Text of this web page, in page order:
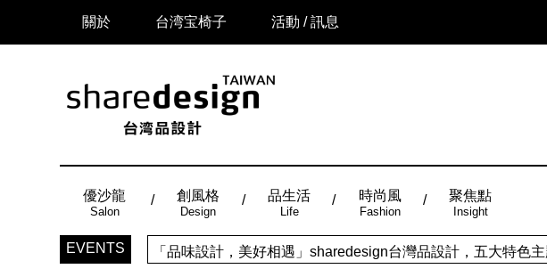
關於 台湾宝椅子 活動 / 訊息
優沙龍
Salon
創風格
Design
品生活
Life
時尚風
Fashion
聚焦點
Insight
EVENTS 「品味設計，美好相遇」sharedesign台灣品設計，五大特色